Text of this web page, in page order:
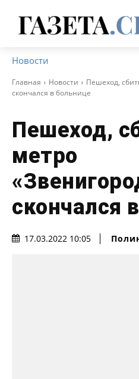
Новости
Главная Новости
Пешеход,
скончался в больнице
Пешеход,
метро
скончался
17.03.2022 10:05